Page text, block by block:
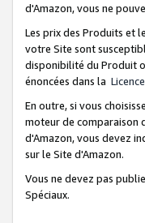
d'Amazon, vous ne
Les prix des Produits et
votre Site sont
disponibilité du Produit
énoncées dans la Licence
En outre, si vous
moteur de comparaison
d'Amazon, vous devez
sur le Site d'Amazon.
Vous ne devez pas
Spéciaux.